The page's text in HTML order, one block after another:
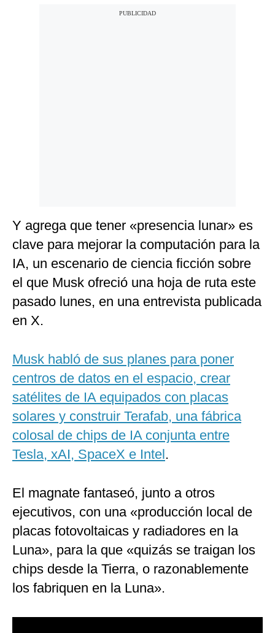
Y agrega que tener «presencia lunar» es
clave para mejorar la computación para la
IA, un escenario de ciencia ficción sobre
el que Musk ofreció una hoja de ruta este
pasado lunes, en una entrevista publicada
en X.
Musk habló de sus planes para poner
centros de datos en el espacio, crear
satélites de IA equipados con placas
solares y construir Terafab, una fábrica
colosal de chips de IA conjunta entre
Tesla, xAI, SpaceX e Intel.
El magnate fantaseó, junto a otros
ejecutivos, con una «producción local de
placas fotovoltaicas y radiadores en la
Luna», para la que «quizás se traigan los
chips desde la Tierra, o razonablemente
los fabriquen en la Luna».